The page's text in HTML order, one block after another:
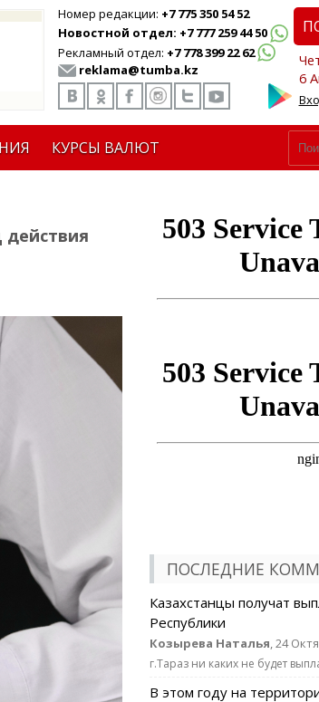
Номер редакции: +7 775 350 54 52
Новостной отдел: +7 777 259 44 50
Рекламный отдел: +7 778 399 22 62
reklama@tumba.kz
6
КУРСЫ ВАЛЮТ
действия
ПОСЛЕДНИЕ
Казахстанцы получат
Республики
Козырева Наталья, 24
г.Тараз ни каких не будет
В этом году на